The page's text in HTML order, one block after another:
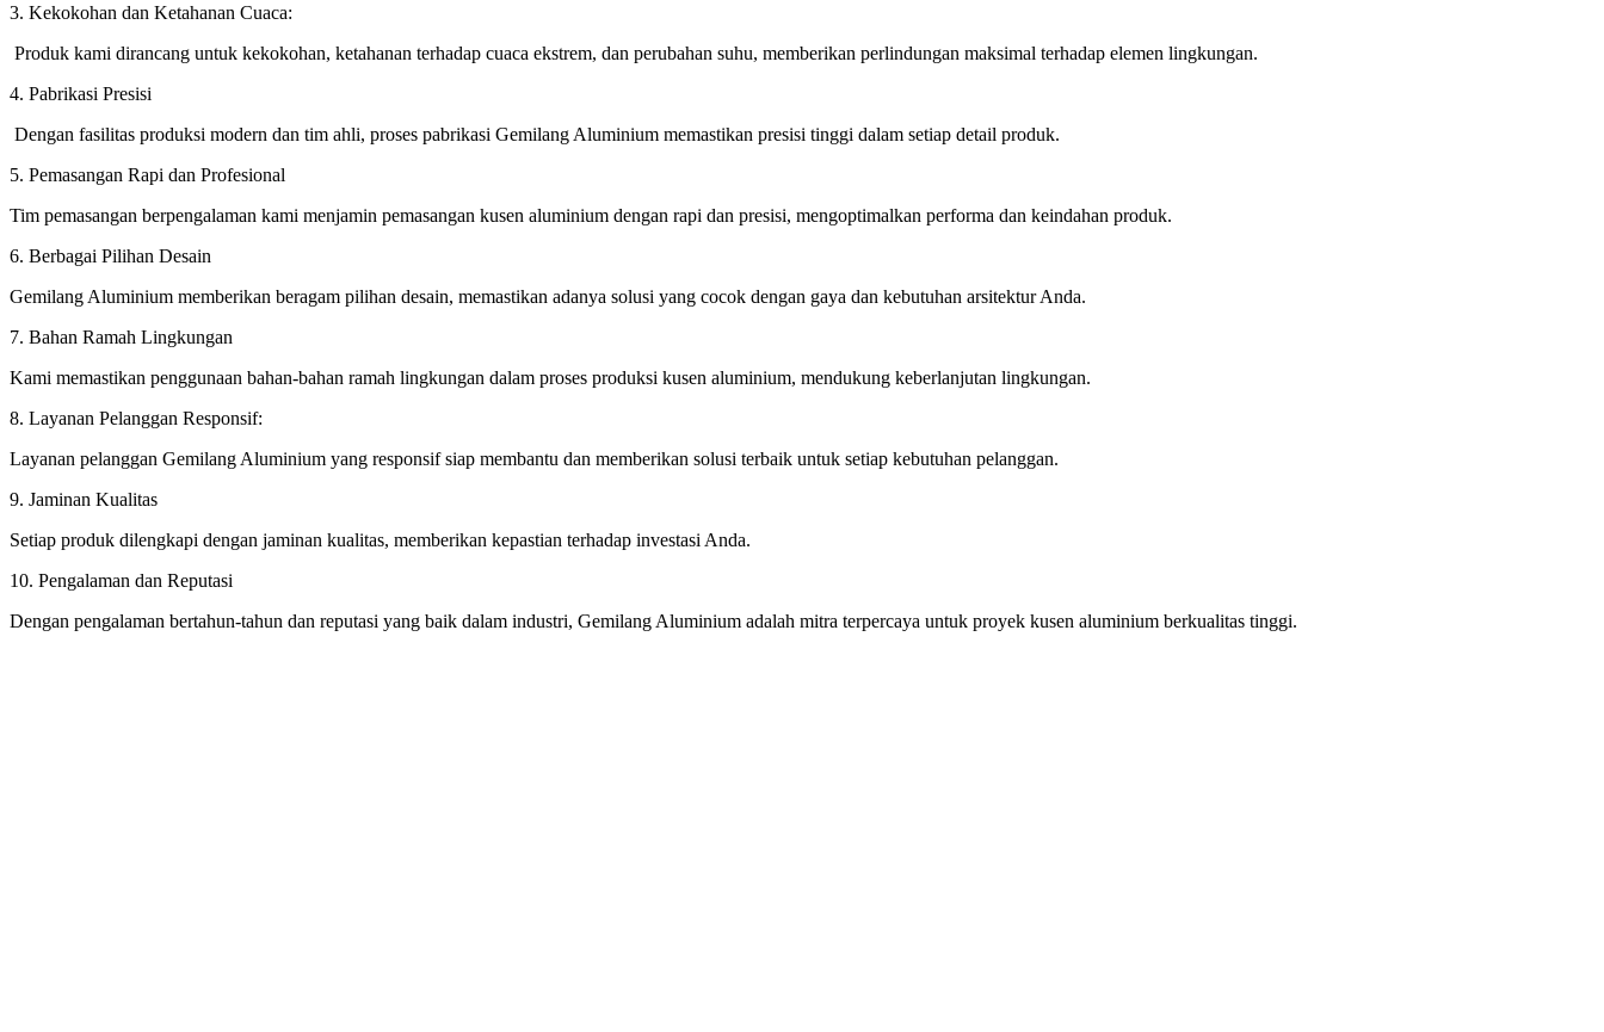
3. Kekokohan dan Ketahanan Cuaca:
Produk kami dirancang untuk kekokohan, ketahanan terhadap cuaca ekstrem, dan perubahan suhu, memberikan perlindungan maksimal terhadap elemen lingkungan.
4. Pabrikasi Presisi
Dengan fasilitas produksi modern dan tim ahli, proses pabrikasi Gemilang Aluminium memastikan presisi tinggi dalam setiap detail produk.
5. Pemasangan Rapi dan Profesional
Tim pemasangan berpengalaman kami menjamin pemasangan kusen aluminium dengan rapi dan presisi, mengoptimalkan performa dan keindahan produk.
6. Berbagai Pilihan Desain
Gemilang Aluminium memberikan beragam pilihan desain, memastikan adanya solusi yang cocok dengan gaya dan kebutuhan arsitektur Anda.
7. Bahan Ramah Lingkungan
Kami memastikan penggunaan bahan-bahan ramah lingkungan dalam proses produksi kusen aluminium, mendukung keberlanjutan lingkungan.
8. Layanan Pelanggan Responsif:
Layanan pelanggan Gemilang Aluminium yang responsif siap membantu dan memberikan solusi terbaik untuk setiap kebutuhan pelanggan.
9. Jaminan Kualitas
Setiap produk dilengkapi dengan jaminan kualitas, memberikan kepastian terhadap investasi Anda.
10. Pengalaman dan Reputasi
Dengan pengalaman bertahun-tahun dan reputasi yang baik dalam industri, Gemilang Aluminium adalah mitra terpercaya untuk proyek kusen aluminium berkualitas tinggi.